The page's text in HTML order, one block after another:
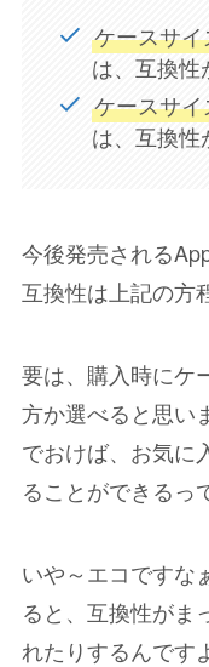
ケースサ
は、互換性
ケースサ
は、互換性
今後発売される
互換性は上記の方
要は、購入時にケ
方か選べると思い
でおけば、お気に
ることができるっ
いや～エコですな
ると、互換性がま
れたりするんです